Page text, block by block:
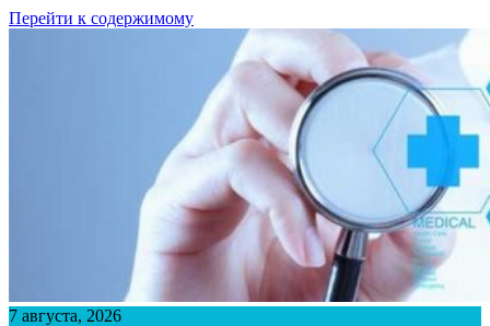
Перейти к содержимому
7 августа, 2026